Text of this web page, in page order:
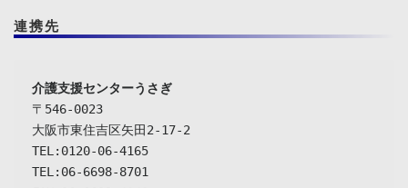
連携先
介護支援センターうさぎ
〒546-0023
大阪市東住吉区矢田2-17-2
TEL:0120-06-4165
TEL:06-6698-8701